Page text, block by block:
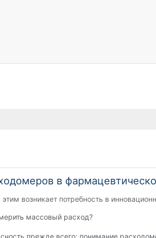
в
возникает потребность в
массовый расход?